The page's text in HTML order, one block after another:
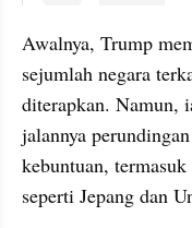
Awalnya, Trump
sejumlah negara
diterapkan. Namun,
jalannya
kebuntuan,
seperti Jepang dan